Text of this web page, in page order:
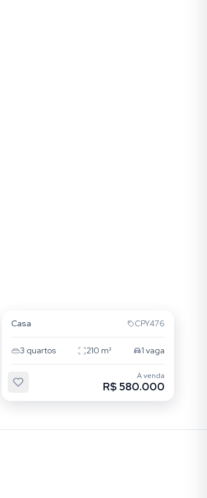
Casa CPY476
3 quartos 210 m² 1 vaga
À venda
R$ 580.000